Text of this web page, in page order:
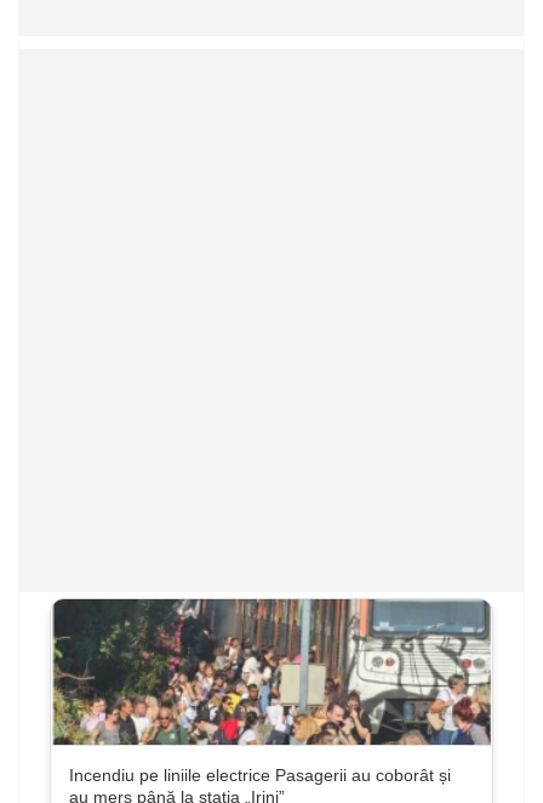
Incendiu pe liniile electrice Pasagerii au coborât și
au mers până la stația „Irini”